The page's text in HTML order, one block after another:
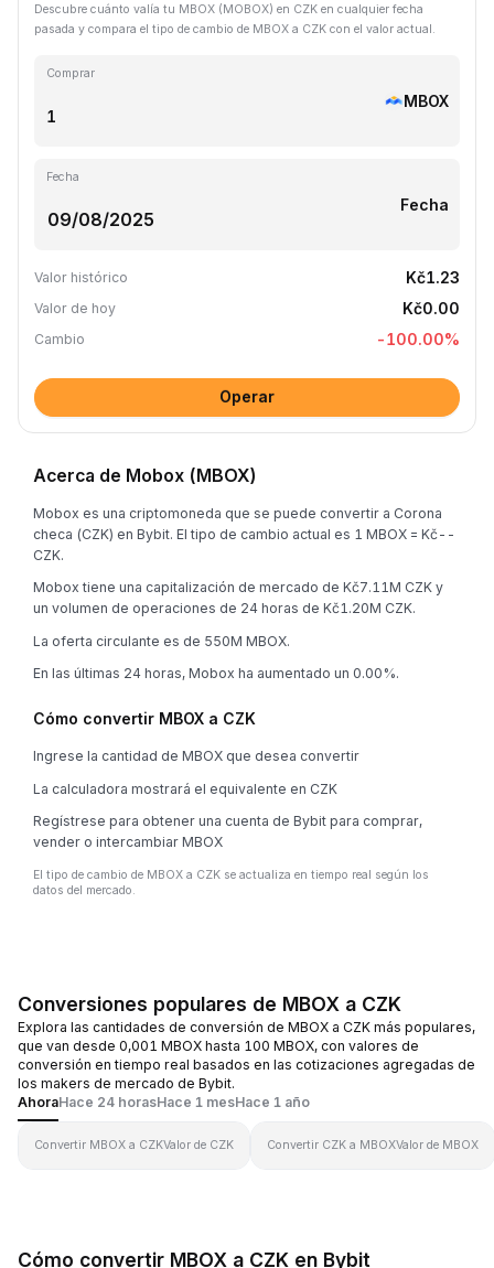
Descubre cuánto valía tu MBOX (MOBOX) en CZK en cualquier fecha
pasada y compara el tipo de cambio de MBOX a CZK con el valor actual.
Comprar
MBOX
Fecha
Fecha
Valor histórico Kč1.23
Valor de hoy Kč0.00
Cambio -100.00%
Operar
Acerca de Mobox (MBOX)
Mobox es una criptomoneda que se puede convertir a Corona
checa (CZK) en Bybit. El tipo de cambio actual es 1 MBOX = Kč--
CZK.
Mobox tiene una capitalización de mercado de Kč7.11M CZK y
un volumen de operaciones de 24 horas de Kč1.20M CZK.
La oferta circulante es de 550M MBOX.
En las últimas 24 horas, Mobox ha aumentado un 0.00%.
Cómo convertir MBOX a CZK
Ingrese la cantidad de MBOX que desea convertir
La calculadora mostrará el equivalente en CZK
Regístrese para obtener una cuenta de Bybit para comprar,
vender o intercambiar MBOX
El tipo de cambio de MBOX a CZK se actualiza en tiempo real según los
datos del mercado.
Conversiones populares de MBOX a CZK
Explora las cantidades de conversión de MBOX a CZK más populares,
que van desde 0,001 MBOX hasta 100 MBOX, con valores de
conversión en tiempo real basados en las cotizaciones agregadas de
los makers de mercado de Bybit.
AhoraHace 24 horasHace 1 mesHace 1 año
Convertir MBOX a CZKValor de CZK Convertir CZK a MBOXValor de MBOX
Cómo convertir MBOX a CZK en Bybit